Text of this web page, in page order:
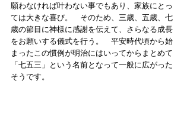
願わなければ叶わない事でもあり、家族にとっ
ては大きな喜び。　そのため、三歳、五歳、七
歳の節目に神様に感謝を伝えて、さらなる成長
をお願いする儀式を行う。　平安時代頃から始
まったこの慣例が明治にはいってからまとめて
「七五三」という名前となって一般に広がった
そうです。